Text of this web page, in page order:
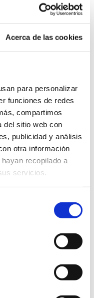
Acerca de las cookies
para personalizar
funciones de redes
compartimos
del sitio web con
publicidad y análisis
otra información
recopilado a
servicios.